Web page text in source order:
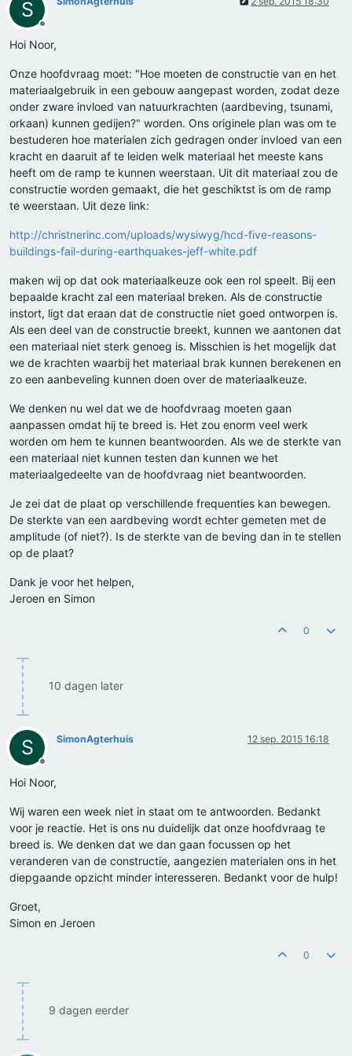
S
Offline
Hoi Noor,
Onze hoofdvraag moet: "Hoe moeten de constructie van en het
materiaalgebruik in een gebouw aangepast worden, zodat deze
onder zware invloed van natuurkrachten (aardbeving, tsunami,
orkaan) kunnen gedijen?" worden. Ons originele plan was om te
bestuderen hoe materialen zich gedragen onder invloed van een
kracht en daaruit af te leiden welk materiaal het meeste kans
heeft om de ramp te kunnen weerstaan. Uit dit materiaal zou de
constructie worden gemaakt, die het geschiktst is om de ramp
te weerstaan. Uit deze link:
http://christnerinc.com/uploads/wysiwyg/hcd-five-reasons-
buildings-fail-during-earthquakes-jeff-white.pdf
maken wij op dat ook materiaalkeuze ook een rol speelt. Bij een
bepaalde kracht zal een materiaal breken. Als de constructie
instort, ligt dat eraan dat de constructie niet goed ontworpen is.
Als een deel van de constructie breekt, kunnen we aantonen dat
een materiaal niet sterk genoeg is. Misschien is het mogelijk dat
we de krachten waarbij het materiaal brak kunnen berekenen en
zo een aanbeveling kunnen doen over de materiaalkeuze.
We denken nu wel dat we de hoofdvraag moeten gaan
aanpassen omdat hij te breed is. Het zou enorm veel werk
worden om hem te kunnen beantwoorden. Als we de sterkte van
een materiaal niet kunnen testen dan kunnen we het
materiaalgedeelte van de hoofdvraag niet beantwoorden.
Je zei dat de plaat op verschillende frequenties kan bewegen.
De sterkte van een aardbeving wordt echter gemeten met de
amplitude (of niet?). Is de sterkte van de beving dan in te stellen
op de plaat?
Dank je voor het helpen,
Jeroen en Simon
0
10 dagen later
S
Offline
SimonAgterhuis 12 sep. 2015 16:18
Hoi Noor,
Wij waren een week niet in staat om te antwoorden. Bedankt
voor je reactie. Het is ons nu duidelijk dat onze hoofdvraag te
breed is. We denken dat we dan gaan focussen op het
veranderen van de constructie, aangezien materialen ons in het
diepgaande opzicht minder interesseren. Bedankt voor de hulp!
Groet,
Simon en Jeroen
0
9 dagen eerder